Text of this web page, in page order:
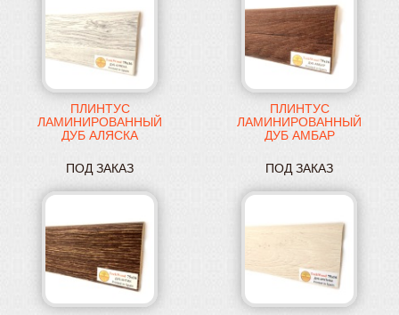
ПЛИНТУС
ЛАМИНИРОВАННЫЙ
ДУБ АЛЯСКА
ПОД ЗАКАЗ
ПЛИНТУС
ЛАМИНИРОВАННЫЙ
ДУБ АМБАР
ПОД ЗАКАЗ